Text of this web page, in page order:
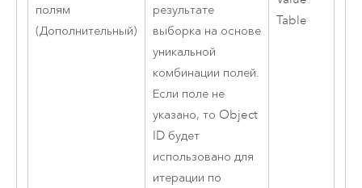
полям
(Дополнительный)
результате
выборка на основе
уникальной
комбинации полей.
Если поле не
указано, то Object
ID будет
использовано для
итерации по
Table